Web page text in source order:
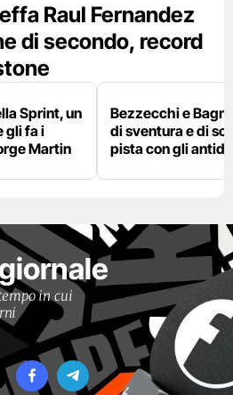
Raul Fernandez
di secondo, record
Sprint, un
gli fa i
Martin
Bezzecchi e
di sventura e di
pista con gli
in cui